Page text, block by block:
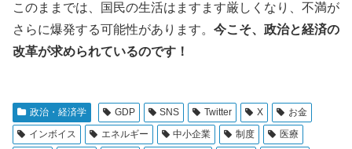
このままでは、国民の生活はますます厳しくなり、不満が
さらに爆発する可能性があります。 今こそ、政治と経済の
改革が求められているのです！
政治・経済学 GDP SNS Twitter X
お金
インボイス
エネルギー 中小企業 制度
医療